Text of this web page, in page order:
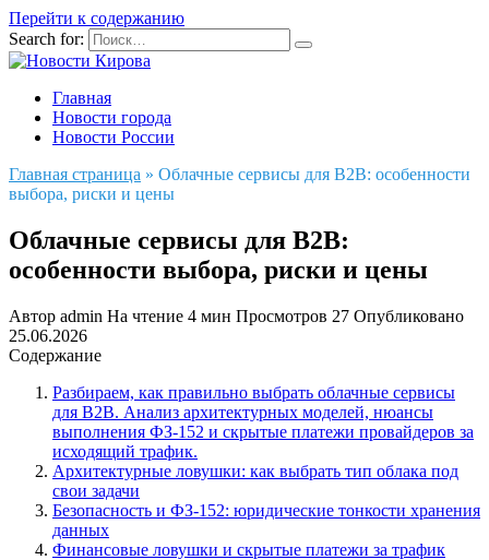
Перейти к содержанию
Search for:
Главная
Новости города
Новости России
Главная страница » Облачные сервисы для B2B: особенности
выбора, риски и цены
Облачные сервисы для B2B:
особенности выбора, риски и цены
Автор admin На чтение 4 мин Просмотров 27 Опубликовано
25.06.2026
Содержание
Разбираем, как правильно выбрать облачные сервисы
для B2B. Анализ архитектурных моделей, нюансы
выполнения ФЗ-152 и скрытые платежи провайдеров за
исходящий трафик.
Архитектурные ловушки: как выбрать тип облака под
свои задачи
Безопасность и ФЗ-152: юридические тонкости хранения
данных
Финансовые ловушки и скрытые платежи за трафик